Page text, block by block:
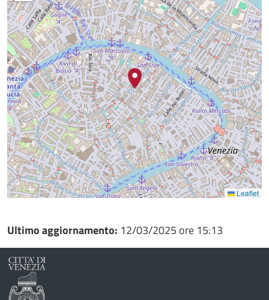
Leaflet
Ultimo aggiornamento: 12/03/2025 ore 15:13